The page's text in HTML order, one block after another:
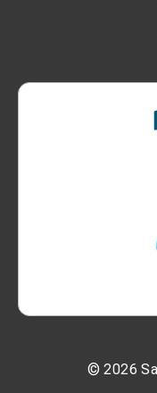
© 2026